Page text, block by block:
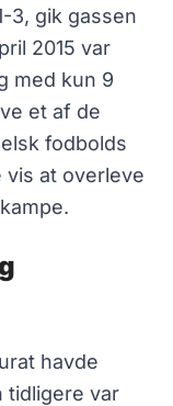
3, gik gassen
2015 var
med kun 9
et af de
fodbolds
vis at overleve
havde
tidligere var